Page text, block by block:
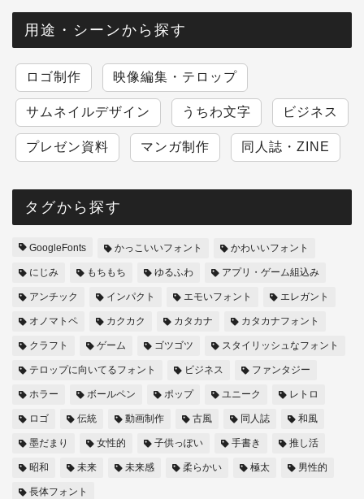
用途・シーンから探す
ロゴ制作 映像編集・テロップ
サムネイルデザイン うちわ文字 ビジネス
プレゼン資料 マンガ制作 同人誌・ZINE
タグから探す
GoogleFonts かっこいいフォント かわいいフォント
にじみ もちもち ゆるふわ アプリ・ゲーム組込み
アンチック インパクト エモいフォント エレガント
オノマトペ カクカク カタカナ カタカナフォント
クラフト ゲーム ゴツゴツ スタイリッシュなフォント
テロップに向いてるフォント ビジネス ファンタジー
ホラー ボールペン ポップ ユニーク レトロ
ロゴ 伝統 動画制作 古風 同人誌 和風
墨だまり 女性的 子供っぽい 手書き 推し活
昭和 未来 未来感 柔らかい 極太 男性的
長体フォント